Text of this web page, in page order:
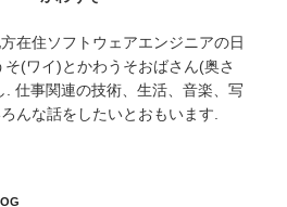
在住ソフトウェアエンジニアの日
(ワイ)とかわうそおばさん(奥さ
. 仕事関連の技術、生活、音楽、写
んな話をしたいとおもいます.